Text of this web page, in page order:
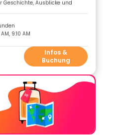
Geschichte, Ausblicke und
9:10 AM
Infos &
Buchung